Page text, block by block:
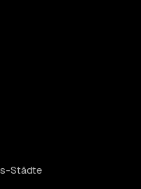
Städte